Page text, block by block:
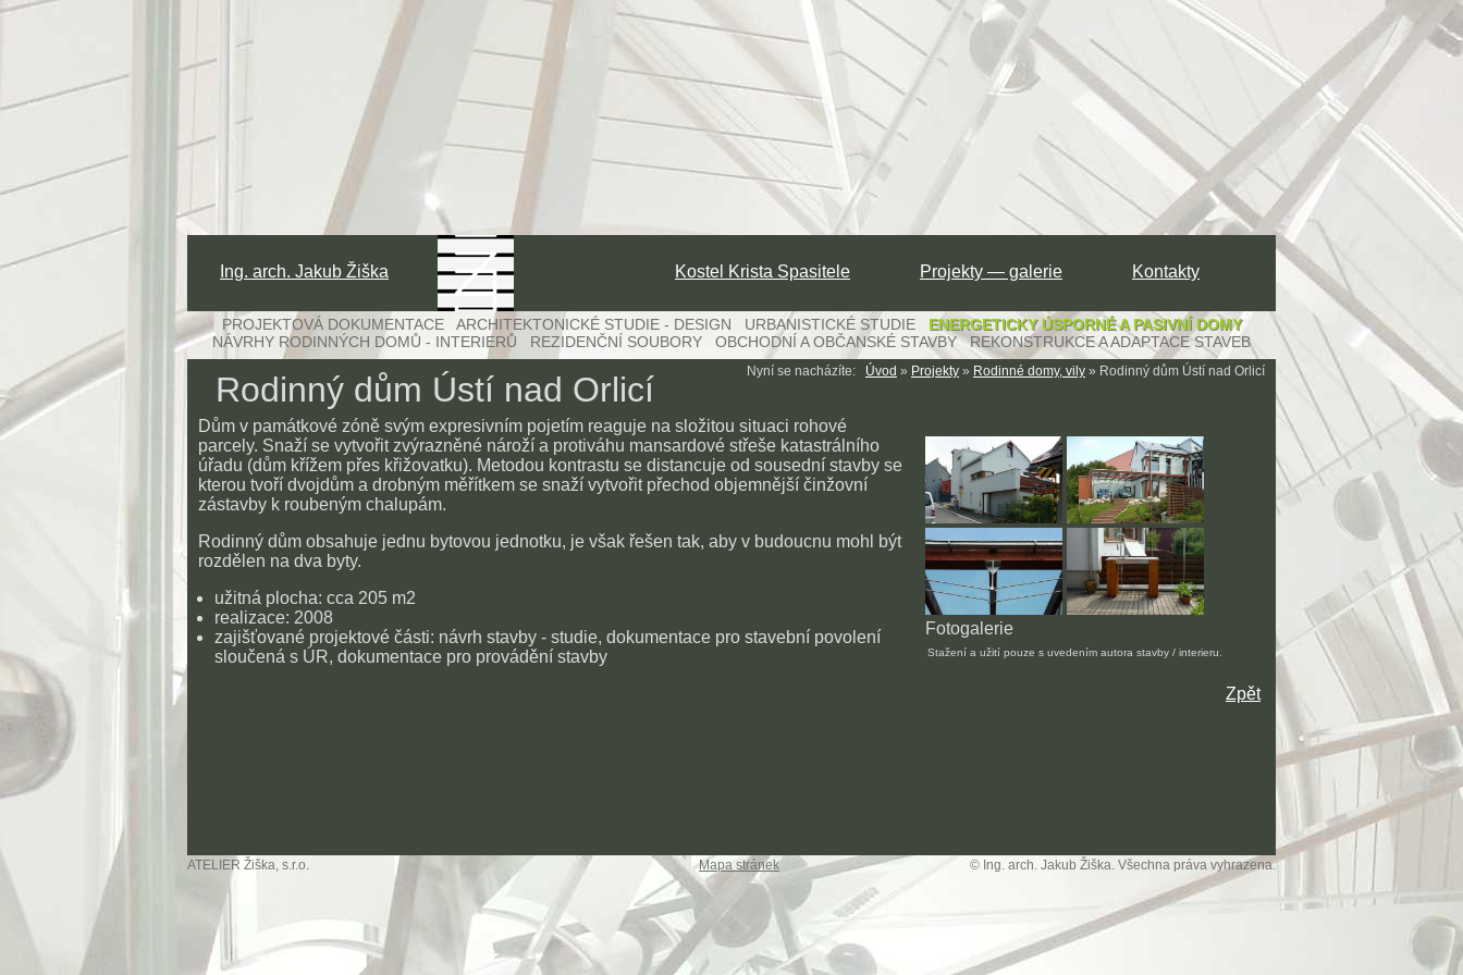
Ing. arch. Jakub Žiška Kostel Krista Spasitele Projekty — galerie Kontakty
PROJEKTOVÁ DOKUMENTACE ARCHITEKTONICKÉ STUDIE - DESIGN URBANISTICKÉ STUDIE ENERGETICKY ÚSPORNÉ A PASIVNÍ DOMY
NÁVRHY RODINNÝCH DOMŮ - INTERIERŮ REZIDENČNÍ SOUBORY OBCHODNÍ A OBČANSKÉ STAVBY REKONSTRUKCE A ADAPTACE STAVEB
Rodinný dům Ústí nad Orlicí
Fotogalerie
Stažení a užití pouze s uvedením autora stavby / interieru.
Dům v památkové zóně svým expresivním pojetím reaguje na složitou situaci rohové
parcely. Snaží se vytvořit zvýrazněné nároží a protiváhu mansardové střeše katastrálního
úřadu (dům křížem přes křižovatku). Metodou kontrastu se distancuje od sousední stavby se
kterou tvoří dvojdům a drobným měřítkem se snaží vytvořit přechod objemnější činžovní
zástavby k roubeným chalupám.
Rodinný dům obsahuje jednu bytovou jednotku, je však řešen tak, aby v budoucnu mohl být
rozdělen na dva byty.
užitná plocha: cca 205 m2
realizace: 2008
zajišťované projektové části: návrh stavby - studie, dokumentace pro stavební povolení
sloučená s ÚR, dokumentace pro provádění stavby
Zpět
Nyní se nacházíte: Úvod » Projekty » Rodinné domy, vily » Rodinný dům Ústí nad Orlicí
ATELIER Žiška, s.r.o. Mapa stránek © Ing. arch. Jakub Žiška. Všechna práva vyhrazena.